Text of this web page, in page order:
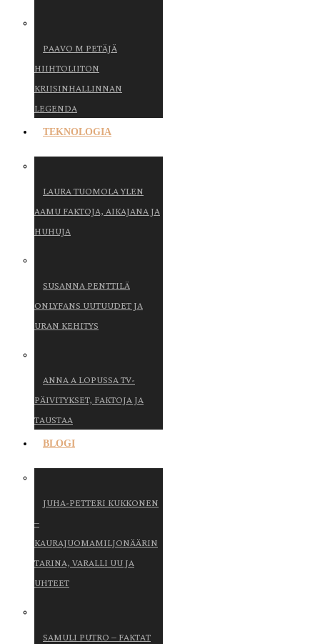
PAAVO M PETÄJÄ
HIIHTOLIITON
KRIISINHALLINNAN
LEGENDA
TEKNOLOGIA
LAURA TUOMOLA YLEN
AAMU FAKTOJA, AIKAJANA JA
HUHUJA
SUSANNA PENTTILÄ
ONLYFANS UUTUUDET JA
URAN KEHITYS
ANNA A LOPUSSA TV-
PÄIVITYKSET, FAKTOJA JA
TAUSTAA
BLOGI
JUHA-PETTERI KUKKONEN
–
KAURAJUOMAMILJONÄÄRIN
TARINA, VARALLI UU JA
UHTEET
SAMULI PUTRO – FAKTAT